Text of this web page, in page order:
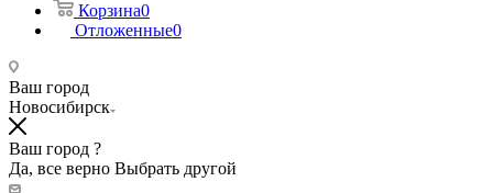
Корзина0
Отложенные0
Ваш город
Новосибирск
Ваш город ?
Да, все верно Выбрать другой